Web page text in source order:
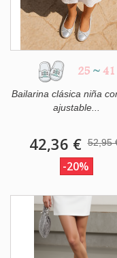
25 ~ 41
Bailarina clásica niña
ajustable...
42,36 € 52,95
-20%